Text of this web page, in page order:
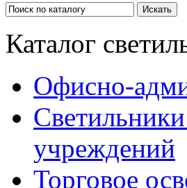
Каталог
Офисно-
учреждений
Торговое